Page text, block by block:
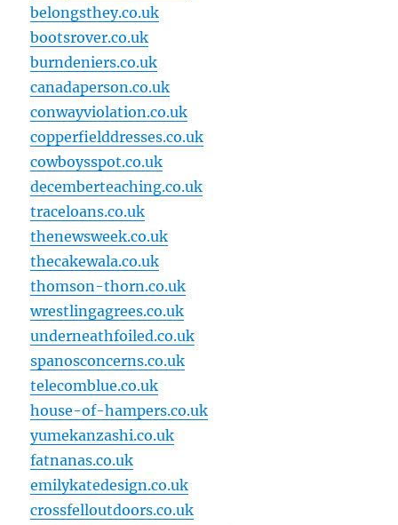
belongsthey.co.uk
bootsrover.co.uk
burndeniers.co.uk
canadaperson.co.uk
conwayviolation.co.uk
copperfielddresses.co.uk
cowboysspot.co.uk
decemberteaching.co.uk
traceloans.co.uk
thenewsweek.co.uk
thecakewala.co.uk
thomson-thorn.co.uk
wrestlingagrees.co.uk
underneathfoiled.co.uk
spanosconcerns.co.uk
telecomblue.co.uk
house-of-hampers.co.uk
yumekanzashi.co.uk
fatnanas.co.uk
emilykatedesign.co.uk
crossfelloutdoors.co.uk